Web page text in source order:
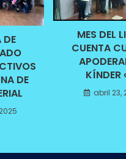
DE
MES DEL
CUENTA
KÍNDER
abril 23,